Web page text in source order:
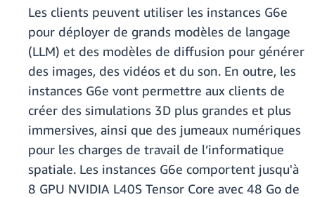
Les clients peuvent utiliser les instances G6e
pour déployer de grands modèles de langage
(LLM) et des modèles de diffusion pour générer
des images, des vidéos et du son. En outre, les
instances G6e vont permettre aux clients de
créer des simulations 3D plus grandes et plus
immersives, ainsi que des jumeaux numériques
pour les charges de travail de l’informatique
spatiale. Les instances G6e comportent jusqu'à
8 GPU NVIDIA L40S Tensor Core avec 48 Go de